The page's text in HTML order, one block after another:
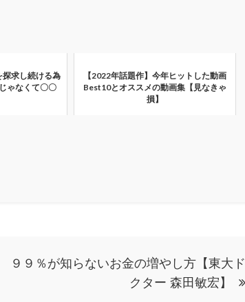
探求し続ける為
ゃなくて〇〇
【2022年話題作】今年ヒットした動画
Best10とオススメの動画集【見なきゃ
損】
９９％が知らないお金の増やし方【東大ド
クター 森田敏宏】